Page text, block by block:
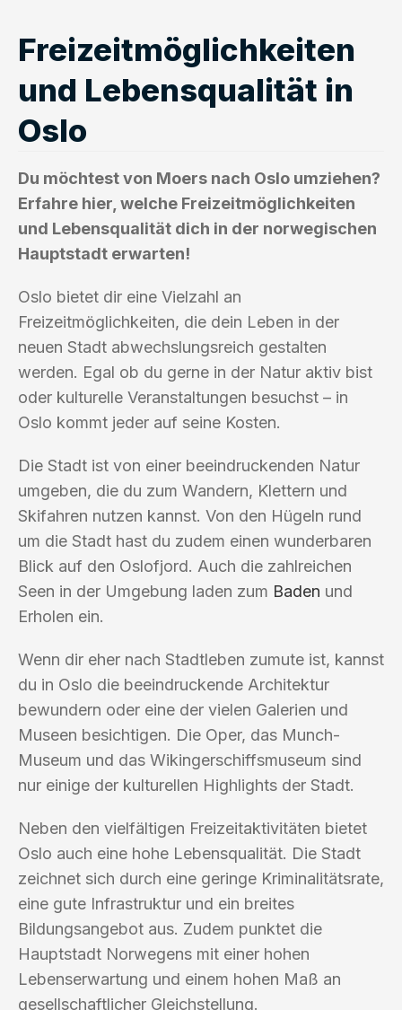
Freizeitmöglichkeiten
und Lebensqualität in
Oslo
Du möchtest von Moers nach Oslo umziehen?
Erfahre hier, welche Freizeitmöglichkeiten
und Lebensqualität dich in der norwegischen
Hauptstadt erwarten!
Oslo bietet dir eine Vielzahl an
Freizeitmöglichkeiten, die dein Leben in der
neuen Stadt abwechslungsreich gestalten
werden. Egal ob du gerne in der Natur aktiv bist
oder kulturelle Veranstaltungen besuchst – in
Oslo kommt jeder auf seine Kosten.
Die Stadt ist von einer beeindruckenden Natur
umgeben, die du zum Wandern, Klettern und
Skifahren nutzen kannst. Von den Hügeln rund
um die Stadt hast du zudem einen wunderbaren
Blick auf den Oslofjord. Auch die zahlreichen
Seen in der Umgebung laden zum Baden und
Erholen ein.
Wenn dir eher nach Stadtleben zumute ist, kannst
du in Oslo die beeindruckende Architektur
bewundern oder eine der vielen Galerien und
Museen besichtigen. Die Oper, das Munch-
Museum und das Wikingerschiffsmuseum sind
nur einige der kulturellen Highlights der Stadt.
Neben den vielfältigen Freizeitaktivitäten bietet
Oslo auch eine hohe Lebensqualität. Die Stadt
zeichnet sich durch eine geringe Kriminalitätsrate,
eine gute Infrastruktur und ein breites
Bildungsangebot aus. Zudem punktet die
Hauptstadt Norwegens mit einer hohen
Lebenserwartung und einem hohen Maß an
gesellschaftlicher Gleichstellung.